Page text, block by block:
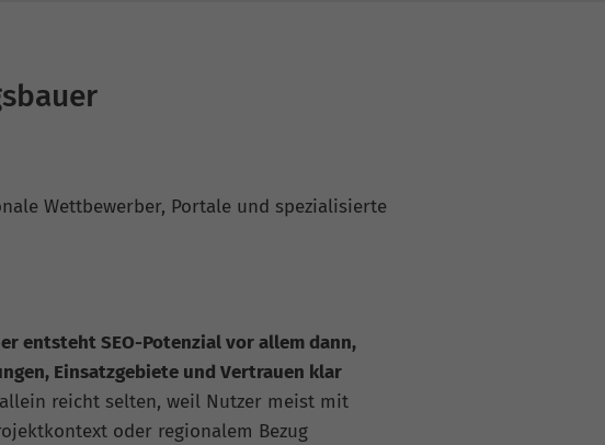
Wettbewerber, Portale und spezialisierte
entsteht SEO-Potenzial vor allem dann,
Einsatzgebiete und Vertrauen klar
reicht selten, weil Nutzer meist mit
oder regionalem Bezug